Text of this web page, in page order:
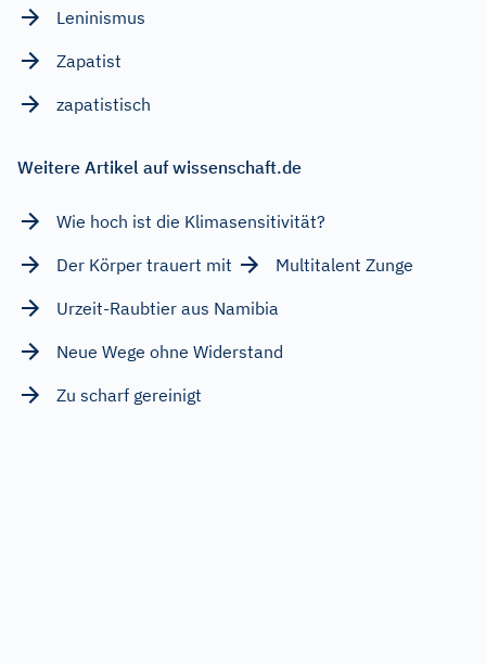
Leninismus
Zapatist
zapatistisch
Weitere Artikel auf wissenschaft.de
Wie hoch ist die Klimasensitivität?
Der Körper trauert mit
Multitalent Zunge
Urzeit-Raubtier aus Namibia
Neue Wege ohne Widerstand
Zu scharf gereinigt